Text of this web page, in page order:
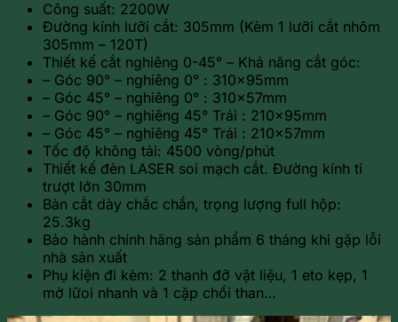
Công suất: 2200W
Đường kính lưỡi cắt: 305mm (Kèm 1 lưỡi cắt nhôm
305mm – 120T)
Thiết kế cắt nghiêng 0-45° – Khả năng cắt góc:
– Góc 90° – nghiêng 0° : 310x95mm
– Góc 45° – nghiêng 0° : 310x57mm
– Góc 90° – nghiêng 45° Trái : 210x95mm
– Góc 45° – nghiêng 45° Trái : 210x57mm
Tốc độ không tải: 4500 vòng/phút
Thiết kế đèn LASER soi mạch cắt. Đường kính ti
trượt lớn 30mm
Bàn cắt dày chắc chắn, trọng lượng full hộp:
25.3kg
Bảo hành chính hãng sản phẩm 6 tháng khi gặp lỗi
nhà sản xuất
Phụ kiện đi kèm: 2 thanh đỡ vật liệu, 1 eto kẹp, 1
mở lữoi nhanh và 1 cặp chổi than…